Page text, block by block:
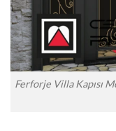
Ferforje Villa Kapısı